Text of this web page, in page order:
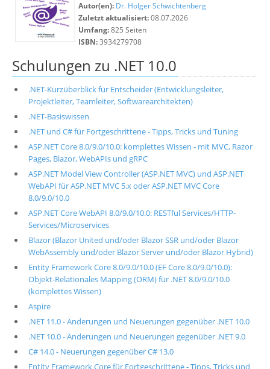
Autor(en): Dr. Holger Schwichtenberg
Zuletzt aktualisiert:08.07.2026
Umfang:825 Seiten
ISBN:3934279708
Schulungen zu .NET 10.0
.NET-Kurzüberblick für Entscheider (Entwicklungsleiter,
Projektleiter, Teamleiter, Softwarearchitekten)
.NET-Basiswissen
.NET und C# für Fortgeschrittene - Tipps, Tricks und Tuning
ASP.NET Core 8.0/9.0/10.0: komplettes Wissen - mit MVC, Razor
Pages, Blazor, WebAPIs und gRPC
ASP.NET Model View Controller (ASP.NET MVC) und ASP.NET
WebAPI für ASP.NET MVC 5.x oder ASP.NET MVC Core
8.0/9.0/10.0
ASP.NET Core WebAPI 8.0/9.0/10.0: RESTful Services/HTTP-
Services/Microservices
Blazor (Blazor United und/oder Blazor SSR und/oder Blazor
WebAssembly und/oder Blazor Server und/oder Blazor Hybrid)
Entity Framework Core 8.0/9.0/10.0 (EF Core 8.0/9.0/10.0):
Objekt-Relationales Mapping (ORM) für .NET 8.0/9.0/10.0
(komplettes Wissen)
Aspire
.NET 11.0 - Änderungen und Neuerungen gegenüber .NET 10.0
.NET 10.0 - Änderungen und Neuerungen gegenüber .NET 9.0
C# 14.0 - Neuerungen gegenüber C# 13.0
Entity Framework Core für Fortgeschrittene - Tipps, Tricks und